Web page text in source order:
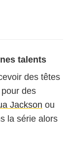
talents
des têtes
des
Jackson ou
la série alors